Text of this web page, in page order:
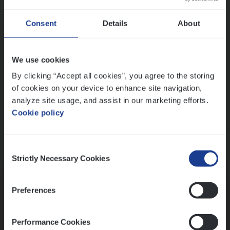
Consent Details About
We use cookies
By clicking “Accept all cookies”, you agree to the storing
of cookies on your device to enhance site navigation,
analyze site usage, and assist in our marketing efforts.
Cookie policy
Selection
Strictly Necessary Cookies
Preferences
Performance Cookies
Ons sollicitatieproces